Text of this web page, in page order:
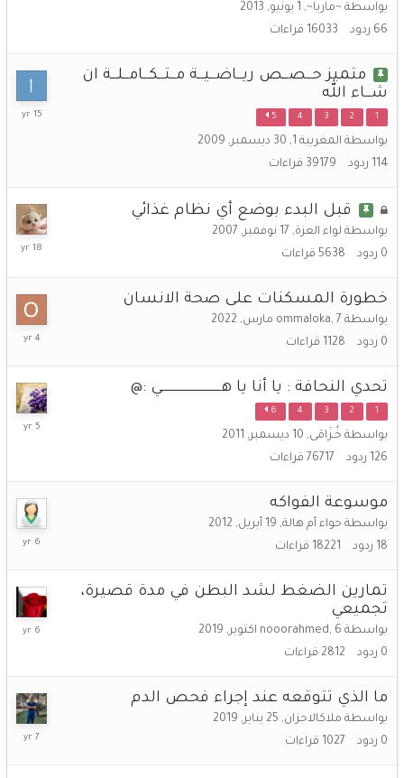
بواسطة ~ماريا~, 1 يونيو, 2013
66 ردود 16033 قراءات
متميز حــصــص ريــاضــيــة مــتــكــامــلــة ان
شــاء الله
1
2
3
4
5
بواسطة المغربية 1 , 30 ديسمبر, 2009
114 ردود 39179 قراءات
8
قبل البدء بوضع أي نظام غذائي
بواسطة لواء العزة, 17 نوفمبر, 2007
0 ردود 5638 قراءات
17
خطورة المسكنات على صحة الانسان
بواسطة ommaloka, 7 مارس, 2022
0 ردود 1128 قراءات
2022
تحدي النحافة : يا أنا يا هــــــــــــــــــــــي :@
1
2
3
4
6
بواسطة خُـزَامَى, 10 ديسمبر, 2011
126 ردود 76717 قراءات
موسوعة الفواكه
بواسطة حواء أم هالة, 19 أبريل, 2012
18 ردود 18221 قراءات
31
2020
تمارين الضغط لشد البطن في مدة قصيرة،
تجميعي
بواسطة nooorahmed, 6 اكتوبر, 2019
0 ردود 2812 قراءات
ما الذي تتوقعه عند إجراء فحص الدم
بواسطة ملاكالاحزان, 25 يناير, 2019
0 ردود 1027 قراءات
25
2019